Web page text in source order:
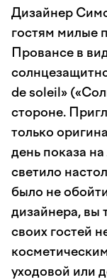
Дизайнер
гостям милые
Провансе в
de soleil»
стороне.
только
день показа
светило
было не
дизайнера, вы
своих гостей
уходовой или